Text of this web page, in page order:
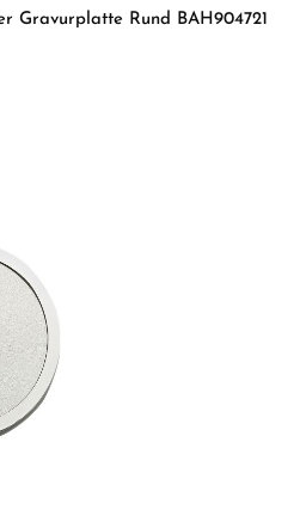
Gravurplatte Rund BAH904721